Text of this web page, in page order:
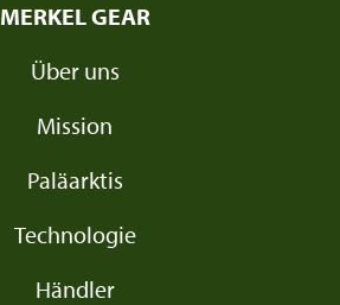
MERKEL GEAR
Über uns
Mission
Paläarktis
Technologie
Händler